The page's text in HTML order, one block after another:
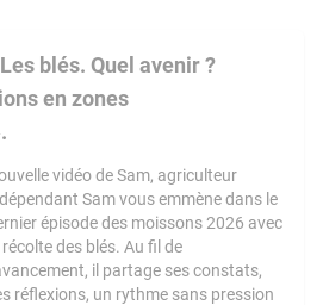
blés. Quel avenir ?
en zones
vidéo de Sam, agriculteur
Sam vous emmène dans le
épisode des moissons 2026 avec
récolte des blés. Au fil de
il partage ses constats,
réflexions, un rythme sans pression